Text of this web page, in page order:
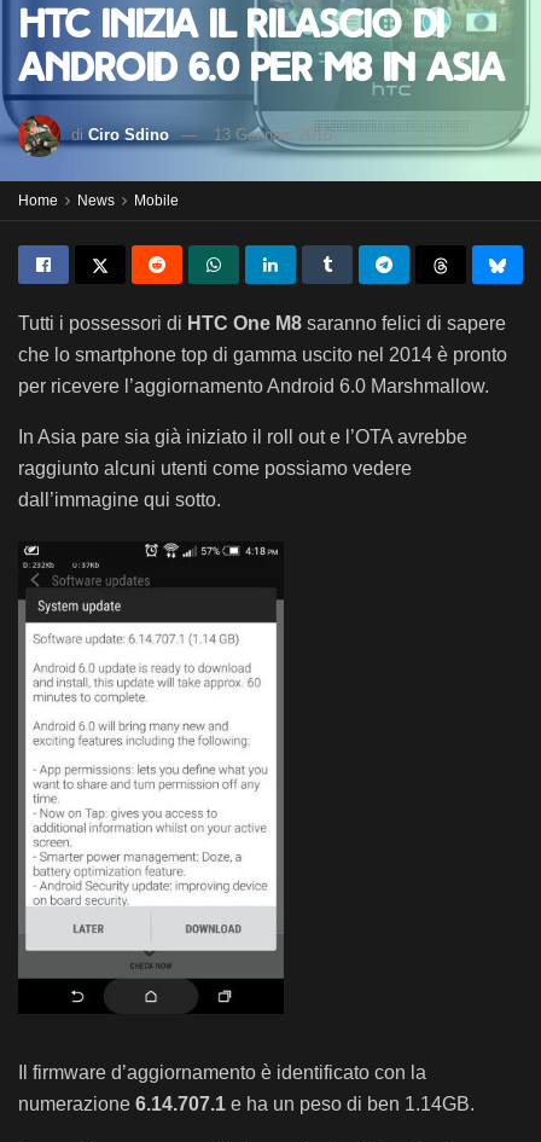
HTC inizia il rilascio di
Android 6.0 per M8 in Asia
di Ciro Sdino 13 Gennaio 2016
Home News Mobile
Tutti i possessori di HTC One M8 saranno felici di sapere
che lo smartphone top di gamma uscito nel 2014 è pronto
per ricevere l’aggiornamento Android 6.0 Marshmallow.
In Asia pare sia già iniziato il roll out e l’OTA avrebbe
raggiunto alcuni utenti come possiamo vedere
dall’immagine qui sotto.
Il firmware d’aggiornamento è identificato con la
numerazione 6.14.707.1 e ha un peso di ben 1.14GB.